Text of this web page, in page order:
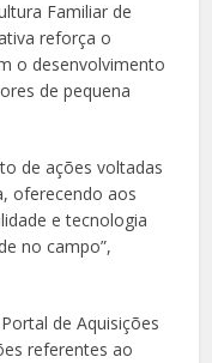
Familiar de
reforça o
o desenvolvimento
de pequena
de ações voltadas
oferecendo aos
e tecnologia
no campo”,
de Aquisições
referentes ao